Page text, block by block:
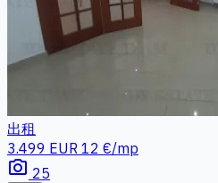
出租
3.499 EUR 12 €/mp
photo_camera 25